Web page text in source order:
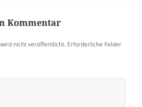
Kommentar
nicht veröffentlicht. Erforderliche Felder